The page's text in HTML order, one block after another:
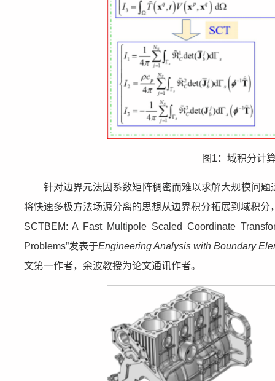
图1：域积分计
针对边界元法因系数矩阵稠密而难以求解大规模问
将快速多极方法场源分离的思想从边界积分拓展到域积
SCTBEM: A Fast Multipole Scaled Coordinate
Problems”发表于Engineering Analysis with Boundary
文第一作者，余波教授为论文通讯作者。